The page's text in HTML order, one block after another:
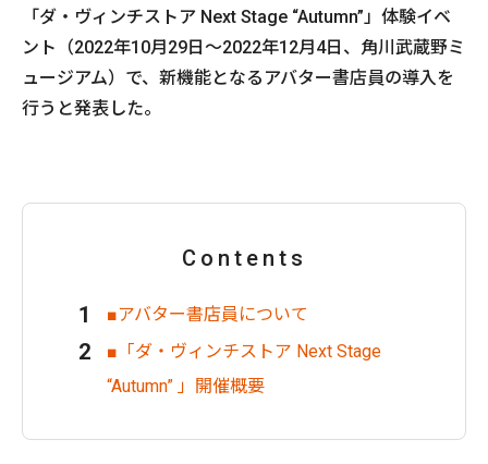
「ダ・ヴィンチストア Next Stage “Autumn”」体験イベ
ント（2022年10⽉29⽇〜2022年12⽉4⽇、⾓川武蔵野ミ
ュージアム）で、新機能となるアバター書店員の導入を
行うと発表した。
Contents
■アバター書店員について
■「ダ・ヴィンチストア Next Stage
“Autumn” 」開催概要